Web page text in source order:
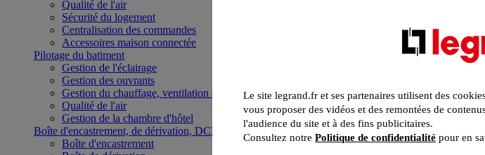
Qualité de l'air
Sécurité du logement
Centralisation des commandes
Accessoires maison connectée
Pilotage du batiment
Gestion de l'éclairage
Gestion des ouvrants
Gestion du chauffage, ventilation et climatisation
Qualité de l'air
Gestion de la chambre d'hôtel
Boîte d'encastrement, de dérivation, DCL et boîte de sol
Boîte d'encastrement
Le site legrand.fr et ses partenaires utilisent des
vous proposer des vidéos et des remontées de
l'audience du site et à des fins publicitaires.
Consultez notre Politique de confidentialité pour en